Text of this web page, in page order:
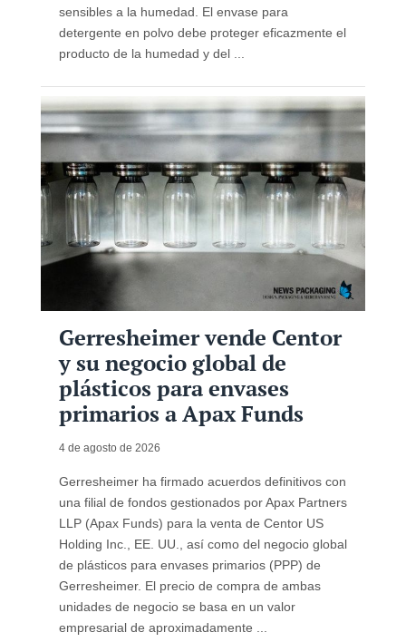
sensibles a la humedad. El envase para
detergente en polvo debe proteger eficazmente el
producto de la humedad y del ...
Gerresheimer vende Centor
y su negocio global de
plásticos para envases
primarios a Apax Funds
4 de agosto de 2026
Gerresheimer ha firmado acuerdos definitivos con
una filial de fondos gestionados por Apax Partners
LLP (Apax Funds) para la venta de Centor US
Holding Inc., EE. UU., así como del negocio global
de plásticos para envases primarios (PPP) de
Gerresheimer. El precio de compra de ambas
unidades de negocio se basa en un valor
empresarial de aproximadamente ...